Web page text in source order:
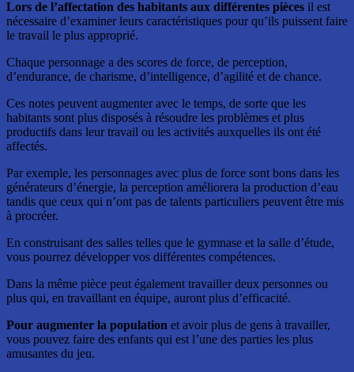
Lors de l’affectation des habitants aux différentes pièces il est
nécessaire d’examiner leurs caractéristiques pour qu’ils puissent faire
le travail le plus approprié.
Chaque personnage a des scores de force, de perception,
d’endurance, de charisme, d’intelligence, d’agilité et de chance.
Ces notes peuvent augmenter avec le temps, de sorte que les
habitants sont plus disposés à résoudre les problèmes et plus
productifs dans leur travail ou les activités auxquelles ils ont été
affectés.
Par exemple, les personnages avec plus de force sont bons dans les
générateurs d’énergie, la perception améliorera la production d’eau
tandis que ceux qui n’ont pas de talents particuliers peuvent être mis
à procréer.
En construisant des salles telles que le gymnase et la salle d’étude,
vous pourrez développer vos différentes compétences.
Dans la même pièce peut également travailler deux personnes ou
plus qui, en travaillant en équipe, auront plus d’efficacité.
Pour augmenter la population et avoir plus de gens à travailler,
vous pouvez faire des enfants qui est l’une des parties les plus
amusantes du jeu.